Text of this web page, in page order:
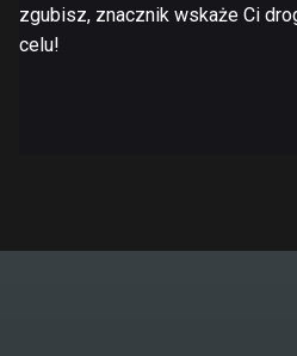
zgubisz, znacznik wskaże Ci
celu!